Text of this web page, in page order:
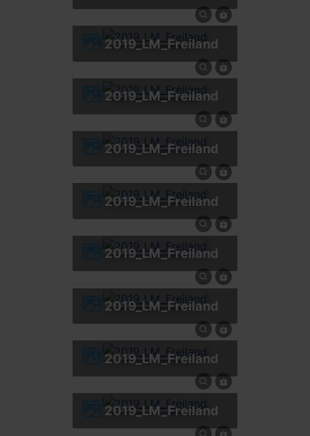
2019_LM_Freiland
2019_LM_Freiland
2019_LM_Freiland
2019_LM_Freiland
2019_LM_Freiland
2019_LM_Freiland
2019_LM_Freiland
2019_LM_Freiland